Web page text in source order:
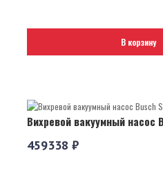
В корзину
Вихревой вакуумный насос
459338 ₽